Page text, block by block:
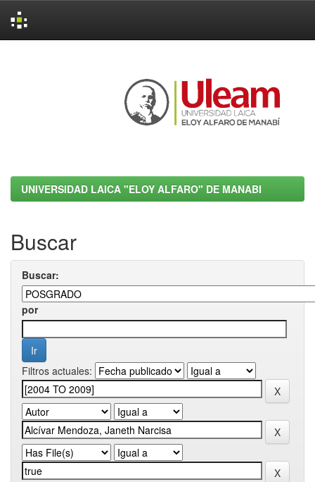
UNIVERSIDAD LAICA "ELOY ALFARO" DE MANABI
Buscar
Buscar:
por
Filtros actuales: